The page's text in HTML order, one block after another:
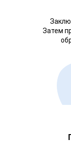
Затем